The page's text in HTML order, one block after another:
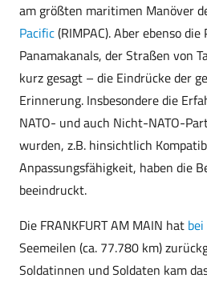
am größten maritimen Manöver
Pacific(RIMPAC). Aber ebenso die
Panamakanals, der Straßen von
kurz gesagt – die Eindrücke der
Erinnerung. Insbesondere die
NATO- und auch Nicht-NATO-
wurden, z.B. hinsichtlich
Anpassungsfähigkeit, haben die
beeindruckt.
Die FRANKFURT AM MAIN hat
Seemeilen (ca. 77.780 km)
Soldatinnen und Soldaten kam